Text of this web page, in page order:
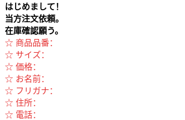
はじめまして！
当方注文依頼。
在庫確認願う。
☆ 商品品番：
☆ サイズ：
☆ 価格：
☆ お名前：
☆ フリガナ：
☆ 住所：
☆ 電話：